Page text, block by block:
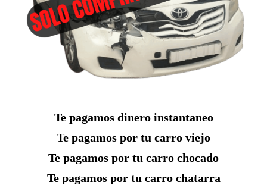
Te pagamos dinero instantaneo
Te pagamos por tu carro viejo
Te pagamos por tu carro chocado
Te pagamos por tu carro chatarra